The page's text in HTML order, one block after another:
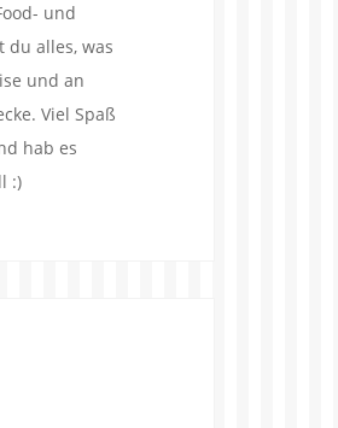
und
du alles, was
und an
Viel Spaß
hab es
:)